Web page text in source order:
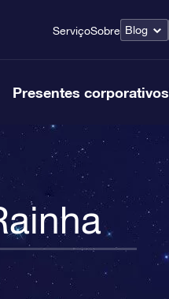
ServiçoSobre Blog
Presentes corporativos